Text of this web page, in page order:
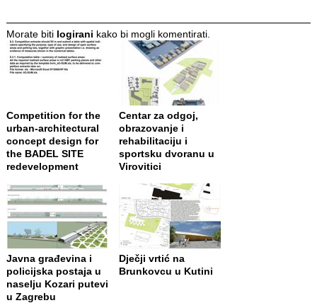
Morate biti logirani kako bi mogli komentirati.
Competition for the
urban-architectural
concept design for
the BADEL SITE
redevelopment
Centar za odgoj,
obrazovanje i
rehabilitaciju i
sportsku dvoranu u
Virovitici
Javna građevina i
policijska postaja u
naselju Kozari putevi
u Zagrebu
Dječji vrtić na
Brunkovcu u Kutini